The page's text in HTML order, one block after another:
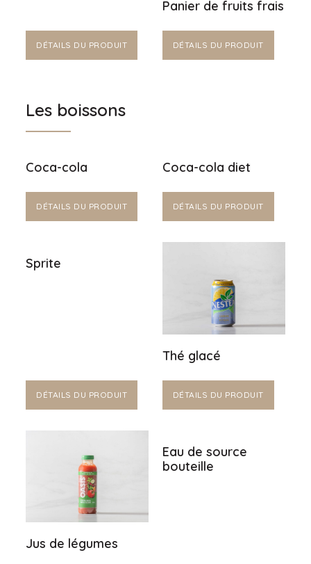
DÉTAILS DU PRODUIT
Panier de fruits frais
DÉTAILS DU PRODUIT
Les boissons
Coca-cola
DÉTAILS DU PRODUIT
Coca-cola diet
DÉTAILS DU PRODUIT
Sprite
DÉTAILS DU PRODUIT
Thé glacé
DÉTAILS DU PRODUIT
Jus de légumes
Eau de source
bouteille